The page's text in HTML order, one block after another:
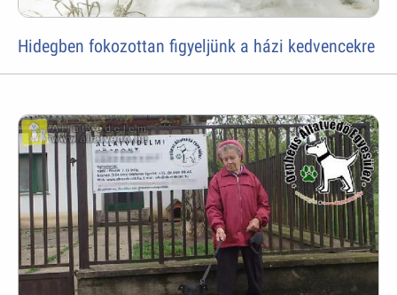
Hidegben fokozottan figyeljünk a házi kedvencekre